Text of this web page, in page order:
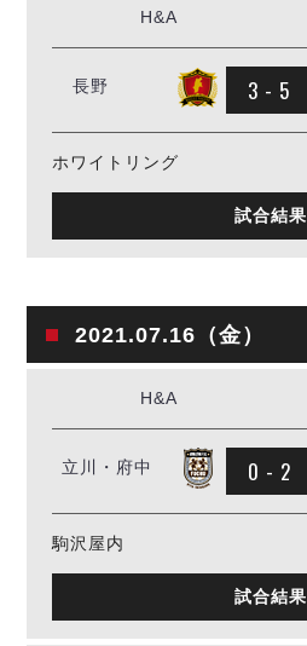
H&A
長野 3 - 5
ホワイトリング
試合結果
2021.07.16（金）
H&A
立川・府中 0 - 2
駒沢屋内
試合結果